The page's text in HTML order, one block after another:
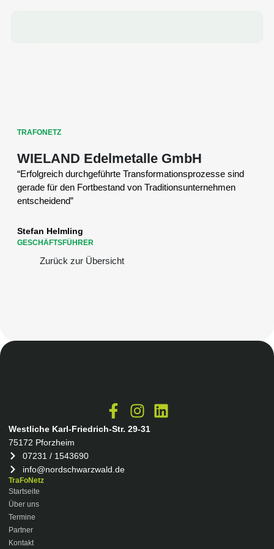
TRAFONETZ
WIELAND Edelmetalle GmbH
“Erfolgreich durchgeführte Transformationsprozesse sind
gerade für den Fortbestand von Traditionsunternehmen
entscheidend”
Stefan Helmling
GESCHÄFTSFÜHRER
Zurück zur Übersicht
Westliche Karl-Friedrich-Str. 29-31
75172 Pforzheim
07231 / 1543690
info@nordschwarzwald.de
TraFoNetz
Startseite
Über uns
Termine
Partner
Kontakt